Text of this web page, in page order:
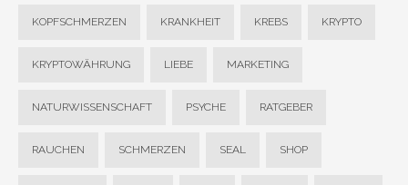
KOPFSCHMERZEN KRANKHEIT KREBS KRYPTO
KRYPTOWÄHRUNG LIEBE MARKETING
NATURWISSENSCHAFT PSYCHE RATGEBER
RAUCHEN SCHMERZEN SEAL SHOP